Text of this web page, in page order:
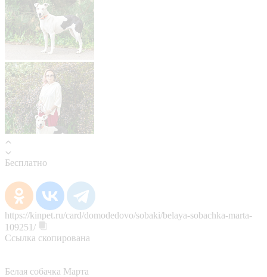
Бесплатно
https://kinpet.ru/card/domodedovo/sobaki/belaya-sobachka-marta-
109251/
Ссылка скопирована
Белая собачка Марта